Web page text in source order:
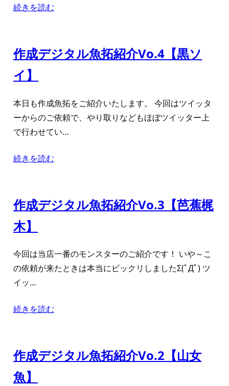
続きを読む
作成デジタル魚拓紹介Vo.4【黒ソ
イ】
本日も作成魚拓をご紹介いたします。 今回はツイッタ
ーからのご依頼で、やり取りなどもほぼツイッター上
で行わせてい…
続きを読む
作成デジタル魚拓紹介Vo.3【芭蕉梶
木】
今回は当店一番のモンスターのご紹介です！ いや～こ
の依頼が来たときは本当にビックリしましたΣ(ﾟДﾟ) ツ
イッ…
続きを読む
作成デジタル魚拓紹介Vo.2【山女
魚】